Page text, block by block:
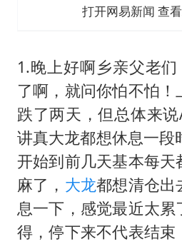
打开网易新闻 查
1.晚上好啊乡亲父老
了啊，就问你怕不怕
跌了两天，但总体来说
讲真大龙都想休息一段
开始到前几天基本每
麻了， 大龙都想清仓出
息一下，感觉最近太
得，停下来不代表结